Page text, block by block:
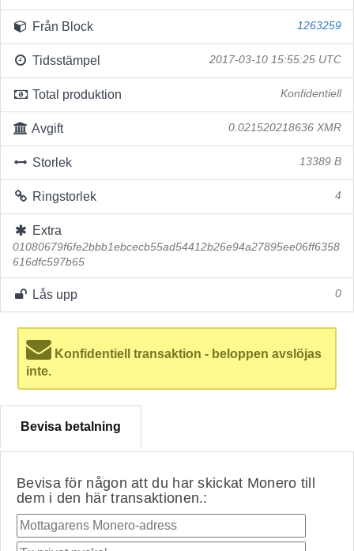
Från Block 1263259
Tidsstämpel 2017-03-10 15:55:25 UTC
Total produktion Konfidentiell
Avgift 0.021520218636 XMR
Storlek 13389 B
Ringstorlek 4
Extra
01080679f6fe2bbb1ebcecb55ad54412b26e94a27895ee06ff6358
616dfc597b65
Lås upp 0
Konfidentiell transaktion - beloppen avslöjas
inte.
Bevisa betalning
Bevisa för någon att du har skickat Monero till
dem i den här transaktionen.: